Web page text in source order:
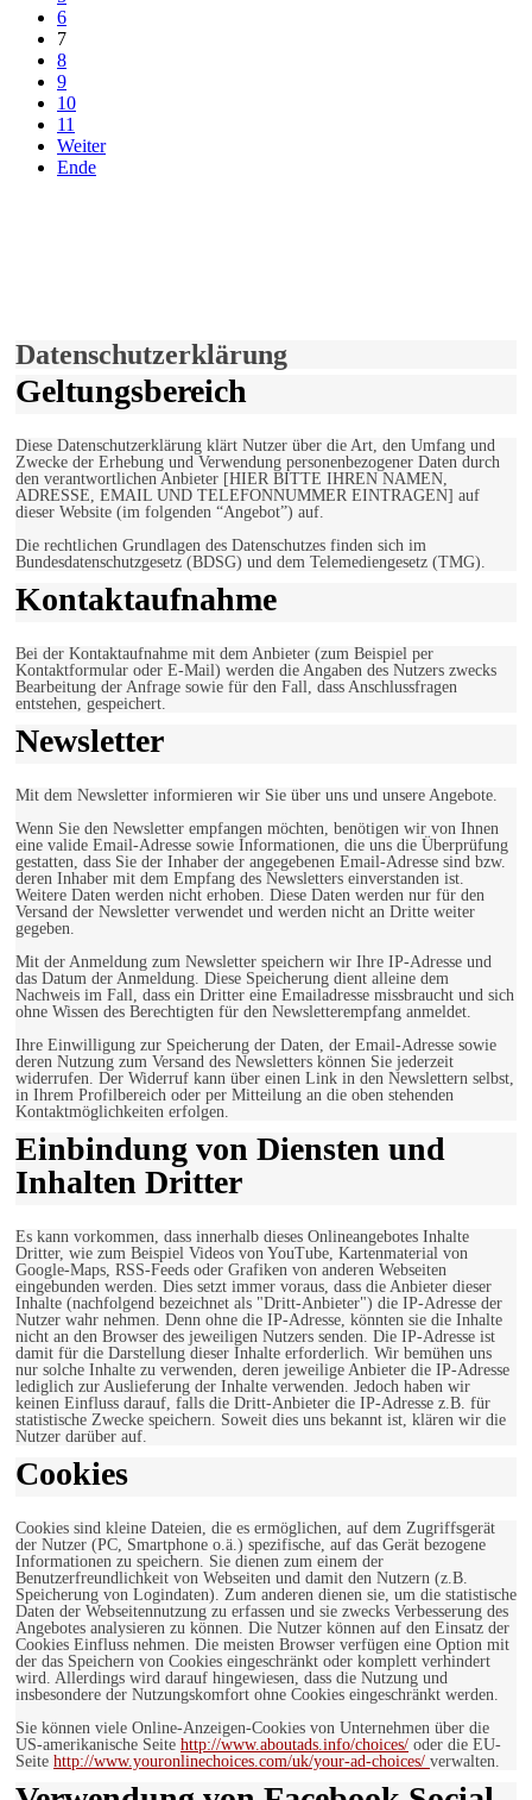
6
7
8
9
10
11
Weiter
Ende
Datenschutzerklärung
Geltungsbereich
Diese Datenschutzerklärung klärt Nutzer über die Art, den Umfang und
Zwecke der Erhebung und Verwendung personenbezogener Daten durch
den verantwortlichen Anbieter [HIER BITTE IHREN NAMEN,
ADRESSE, EMAIL UND TELEFONNUMMER EINTRAGEN] auf
dieser Website (im folgenden “Angebot”) auf.
Die rechtlichen Grundlagen des Datenschutzes finden sich im
Bundesdatenschutzgesetz (BDSG) und dem Telemediengesetz (TMG).
Kontaktaufnahme
Bei der Kontaktaufnahme mit dem Anbieter (zum Beispiel per
Kontaktformular oder E-Mail) werden die Angaben des Nutzers zwecks
Bearbeitung der Anfrage sowie für den Fall, dass Anschlussfragen
entstehen, gespeichert.
Newsletter
Mit dem Newsletter informieren wir Sie über uns und unsere Angebote.
Wenn Sie den Newsletter empfangen möchten, benötigen wir von Ihnen
eine valide Email-Adresse sowie Informationen, die uns die Überprüfung
gestatten, dass Sie der Inhaber der angegebenen Email-Adresse sind bzw.
deren Inhaber mit dem Empfang des Newsletters einverstanden ist.
Weitere Daten werden nicht erhoben. Diese Daten werden nur für den
Versand der Newsletter verwendet und werden nicht an Dritte weiter
gegeben.
Mit der Anmeldung zum Newsletter speichern wir Ihre IP-Adresse und
das Datum der Anmeldung. Diese Speicherung dient alleine dem
Nachweis im Fall, dass ein Dritter eine Emailadresse missbraucht und sich
ohne Wissen des Berechtigten für den Newsletterempfang anmeldet.
Ihre Einwilligung zur Speicherung der Daten, der Email-Adresse sowie
deren Nutzung zum Versand des Newsletters können Sie jederzeit
widerrufen. Der Widerruf kann über einen Link in den Newslettern selbst,
in Ihrem Profilbereich oder per Mitteilung an die oben stehenden
Kontaktmöglichkeiten erfolgen.
Einbindung von Diensten und
Inhalten Dritter
Es kann vorkommen, dass innerhalb dieses Onlineangebotes Inhalte
Dritter, wie zum Beispiel Videos von YouTube, Kartenmaterial von
Google-Maps, RSS-Feeds oder Grafiken von anderen Webseiten
eingebunden werden. Dies setzt immer voraus, dass die Anbieter dieser
Inhalte (nachfolgend bezeichnet als "Dritt-Anbieter") die IP-Adresse der
Nutzer wahr nehmen. Denn ohne die IP-Adresse, könnten sie die Inhalte
nicht an den Browser des jeweiligen Nutzers senden. Die IP-Adresse ist
damit für die Darstellung dieser Inhalte erforderlich. Wir bemühen uns
nur solche Inhalte zu verwenden, deren jeweilige Anbieter die IP-Adresse
lediglich zur Auslieferung der Inhalte verwenden. Jedoch haben wir
keinen Einfluss darauf, falls die Dritt-Anbieter die IP-Adresse z.B. für
statistische Zwecke speichern. Soweit dies uns bekannt ist, klären wir die
Nutzer darüber auf.
Cookies
Cookies sind kleine Dateien, die es ermöglichen, auf dem Zugriffsgerät
der Nutzer (PC, Smartphone o.ä.) spezifische, auf das Gerät bezogene
Informationen zu speichern. Sie dienen zum einem der
Benutzerfreundlichkeit von Webseiten und damit den Nutzern (z.B.
Speicherung von Logindaten). Zum anderen dienen sie, um die statistische
Daten der Webseitennutzung zu erfassen und sie zwecks Verbesserung des
Angebotes analysieren zu können. Die Nutzer können auf den Einsatz der
Cookies Einfluss nehmen. Die meisten Browser verfügen eine Option mit
der das Speichern von Cookies eingeschränkt oder komplett verhindert
wird. Allerdings wird darauf hingewiesen, dass die Nutzung und
insbesondere der Nutzungskomfort ohne Cookies eingeschränkt werden.
Sie können viele Online-Anzeigen-Cookies von Unternehmen über die
US-amerikanische Seite http://www.aboutads.info/choices/ oder die EU-
Seite http://www.youronlinechoices.com/uk/your-ad-choices/ verwalten.